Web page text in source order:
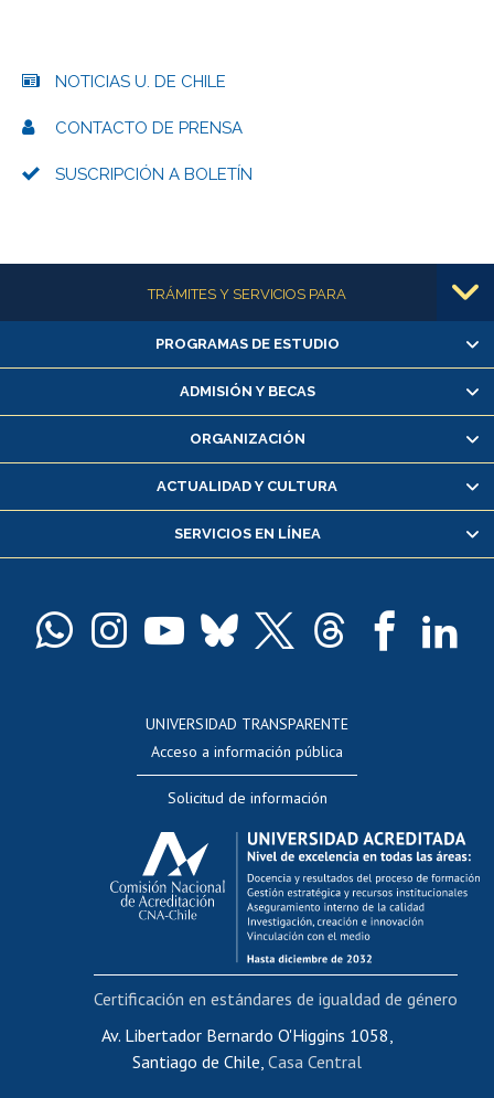
NOTICIAS U. DE CHILE
CONTACTO DE PRENSA
SUSCRIPCIÓN A BOLETÍN
Más informaciónTRÁMITES Y SERVICIOS PARA
Alumnas/os y exalumnas/os
Matrícula en línea
Inscripción y cambio de asignaturas
Consulta y certificado de notas
Servicio médico y dental
Pago de arancel y crédito alumnos
Docentes
Evaluación docente
Calificación académica
Postulación al AUCAI
Funcionarias/os
Cursos internos de capacitación
Bienestar del personal
Portal de movilidad interna
Certificado de renta
Certificado de renta honorarios
PROGRAMAS DE ESTUDIO
ADMISIÓN Y BECAS
ORGANIZACIÓN
ACTUALIDAD Y CULTURA
SERVICIOS EN LÍNEA
UNIVERSIDAD TRANSPARENTE
Acceso a información pública
Solicitud de información
Av. Libertador Bernardo O'Higgins 1058,
Santiago de Chile, Casa Central
Certificación en estándares de igualdad de género